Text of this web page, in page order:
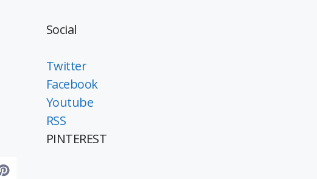
Social
Twitter
Facebook
Youtube
RSS
PINTEREST